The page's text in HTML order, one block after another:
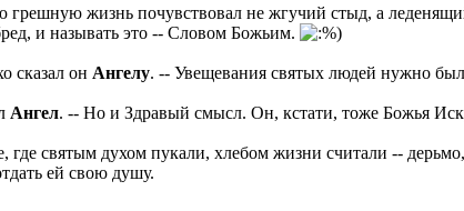
жизнь почувствовал не жгучий стыд, а
и называть это -- Словом Божьим.
сказал он Ангелу. -- Увещевания святых людей нужно
Ангел. -- Но и Здравый смысл. Он, кстати, тоже Божья
святым духом пукали, хлебом жизни считали --
ей свою душу.